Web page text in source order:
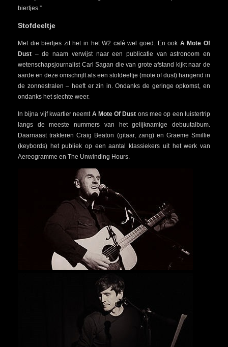
biertjes.”
Stofdeeltje
Met die biertjes zit het in het W2 café wel goed. En ook A Mote Of
Dust – de naam verwijst naar een publicatie van astronoom en
wetenschapsjournalist Carl Sagan die van grote afstand kijkt naar de
aarde en deze omschrijft als een stofdeeltje (mote of dust) hangend in
de zonnestralen – heeft er zin in. Ondanks de geringe opkomst, en
ondanks het slechte weer.
In bijna vijf kwartier neemt A Mote Of Dust ons mee op een luistertrip
langs de meeste nummers van het gelijknamige debuutalbum.
Daarnaast trakteren Craig Beaton (gitaar, zang) en Graeme Smillie
(keybords) het publiek op een aantal klassiekers uit het werk van
Aereogramme en The Unwinding Hours.